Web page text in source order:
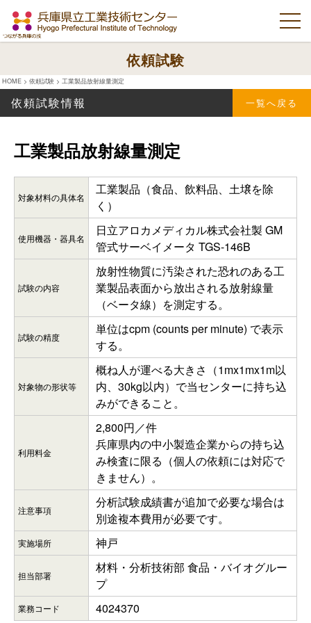
依頼試験
HOME > 依頼試験 > 工業製品放射線量測定
依頼試験情報 一覧へ戻る
工業製品放射線量測定
対象材料の具体名
工業製品（食品、飲料品、土壌を除
く）
使用機器・器具名
日立アロカメディカル株式会社製 GM
管式サーベイメータ TGS-146B
試験の内容
放射性物質に汚染された恐れのある工
業製品表面から放出される放射線量
（ベータ線）を測定する。
試験の精度
単位はcpm (counts per minute) で表示
する。
対象物の形状等
概ね人が運べる大きさ（1mx1mx1m以
内、30kg以内）で当センターに持ち込
みができること。
利用料金
2,800円／件
兵庫県内の中小製造企業からの持ち込
み検査に限る（個人の依頼には対応で
きません）。
注意事項
分析試験成績書が追加で必要な場合は
別途複本費用が必要です。
実施場所 神戸
担当部署
材料・分析技術部 食品・バイオグルー
プ
業務コード 4024370